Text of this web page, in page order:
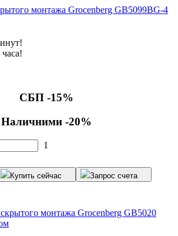
монтажа Grocenberg GB5099BG-4
СБП -15%
Наличними -20%
1
Купить сейчас Запрос счета